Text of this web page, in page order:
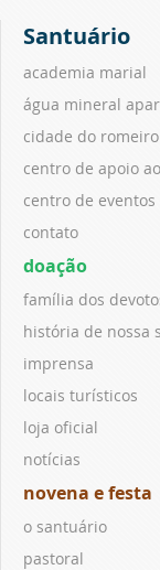
Santuário
academia marial
água mineral
cidade do romeiro
centro de apoio
centro de
contato
doação
família dos
história de nossa
imprensa
locais turísticos
loja oficial
notícias
novena e festa
o santuário
pastoral